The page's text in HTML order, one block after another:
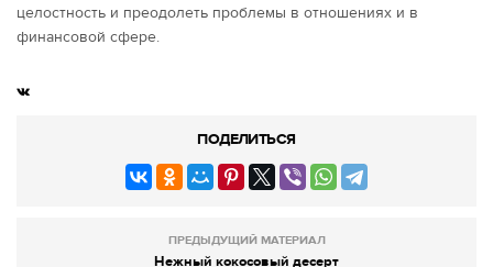
целостность и преодолеть проблемы в отношениях и в
финансовой сфере.
ПОДЕЛИТЬСЯ
ПРЕДЫДУЩИЙ МАТЕРИАЛ
Нежный кокосовый десерт